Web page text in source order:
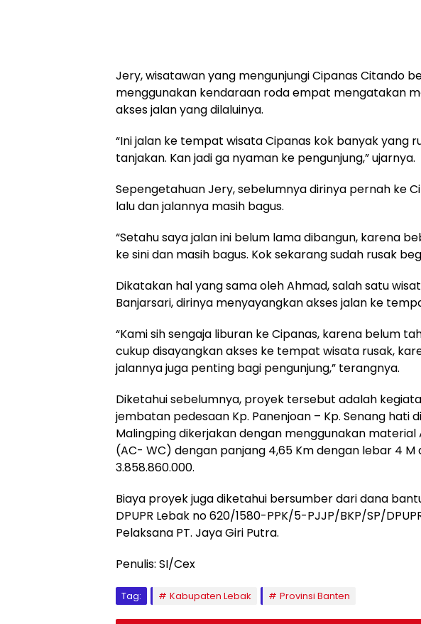
Jery, wisatawan yang mengunjungi Cipanas Citando
menggunakan kendaraan roda empat mengatakan
akses jalan yang dilaluinya.
“Ini jalan ke tempat wisata Cipanas kok banyak yang
tanjakan. Kan jadi ga nyaman ke pengunjung,” ujarnya.
Sepengetahuan Jery, sebelumnya dirinya pernah ke
lalu dan jalannya masih bagus.
“Setahu saya jalan ini belum lama dibangun, karena
ke sini dan masih bagus. Kok sekarang sudah rusak
Dikatakan hal yang sama oleh Ahmad, salah satu
Banjarsari, dirinya menyayangkan akses jalan ke
“Kami sih sengaja liburan ke Cipanas, karena belum
cukup disayangkan akses ke tempat wisata rusak,
jalannya juga penting bagi pengunjung,” terangnya.
Diketahui sebelumnya, proyek tersebut adalah
jembatan pedesaan Kp. Panenjoan – Kp. Senang hati
Malingping dikerjakan dengan menggunakan material
(AC- WC) dengan panjang 4,65 Km dengan lebar 4
3.858.860.000.
Biaya proyek juga diketahui bersumber dari dana
DPUPR Lebak no 620/1580-PPK/5-PJJP/BKP/SP/
Pelaksana PT. Jaya Giri Putra.
Penulis: SI/Cex
Tag: Kabupaten Lebak Provinsi Banten